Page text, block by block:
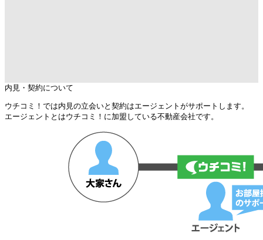
内見・契約について
ウチコミ！では内見の立会いと契約はエージェントがサポートします。
エージェントとはウチコミ！に加盟している不動産会社です。